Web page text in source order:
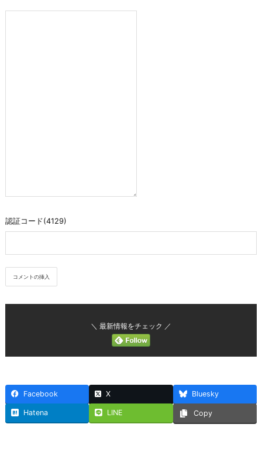
認証コード(4129)
＼ 最新情報をチェック ／
Facebook X Bluesky
Hatena LINE Copy